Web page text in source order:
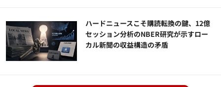
ハードニュースこそ購読転換の鍵、12億
セッション分析のNBER研究が示すロー
カル新聞の収益構造の矛盾